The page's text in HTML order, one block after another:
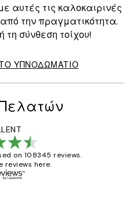
αυτές τις καλοκαιρινές
την πραγματικότητα.
σύνθεση τοίχου!
ΥΠΝΟΔΩΜΆΤΙΟ
Πελατών
on 108345 reviews.
reviews here.